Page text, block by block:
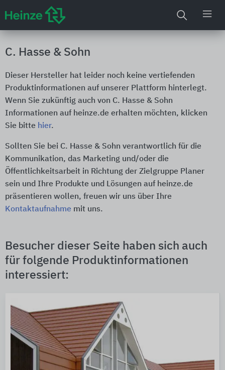
C. Hasse & Sohn
Dieser Hersteller hat leider noch keine vertiefenden
Produktinformationen auf unserer Plattform hinterlegt.
Wenn Sie zukünftig auch von C. Hasse & Sohn
Informationen auf heinze.de erhalten möchten, klicken
Sie bitte hier.
Sollten Sie bei C. Hasse & Sohn verantwortlich für die
Kommunikation, das Marketing und/oder die
Öffentlichkeitsarbeit in Richtung der Zielgruppe Planer
sein und Ihre Produkte und Lösungen auf heinze.de
präsentieren wollen, freuen wir uns über Ihre
Kontaktaufnahme mit uns.
Besucher dieser Seite haben sich auch
für folgende Produktinformationen
interessiert: